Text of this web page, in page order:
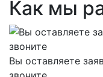
Как мы
Вы оставляете